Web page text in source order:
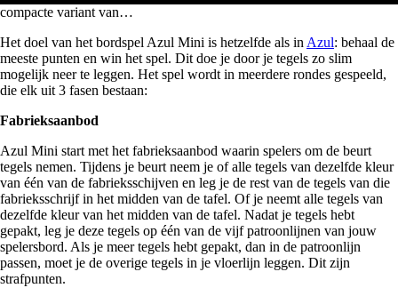
compacte variant van…
Het doel van het bordspel Azul Mini is hetzelfde als in Azul: behaal de
meeste punten en win het spel. Dit doe je door je tegels zo slim
mogelijk neer te leggen. Het spel wordt in meerdere rondes gespeeld,
die elk uit 3 fasen bestaan:
Fabrieksaanbod
Azul Mini start met het fabrieksaanbod waarin spelers om de beurt
tegels nemen. Tijdens je beurt neem je of alle tegels van dezelfde kleur
van één van de fabrieksschijven en leg je de rest van de tegels van die
fabrieksschrijf in het midden van de tafel. Of je neemt alle tegels van
dezelfde kleur van het midden van de tafel. Nadat je tegels hebt
gepakt, leg je deze tegels op één van de vijf patroonlijnen van jouw
spelersbord. Als je meer tegels hebt gepakt, dan in de patroonlijn
passen, moet je de overige tegels in je vloerlijn leggen. Dit zijn
strafpunten.